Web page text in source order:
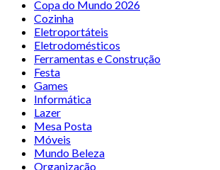
Copa do Mundo 2026
Cozinha
Eletroportáteis
Eletrodomésticos
Ferramentas e Construção
Festa
Games
Informática
Lazer
Mesa Posta
Móveis
Mundo Beleza
Organização